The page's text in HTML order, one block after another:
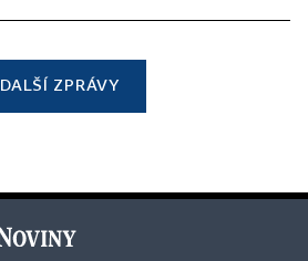
DALŠÍ ZPRÁVY